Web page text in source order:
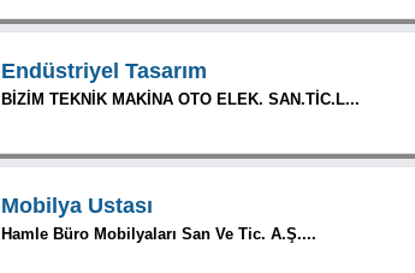
Endüstriyel Tasarım
BİZİM TEKNİK MAKİNA OTO ELEK. SAN.TİC.L...
Mobilya Ustası
Hamle Büro Mobilyaları San Ve Tic. A.Ş....